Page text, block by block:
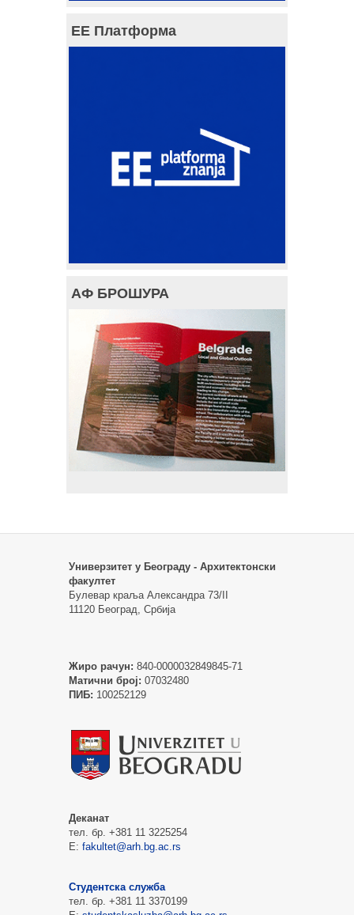
ЕЕ Платформа
АФ БРОШУРА
Универзитет у Београду - Архитектонски
факултет
Булевар краља Александра 73/II
11120 Београд, Србија
Жиро рачун: 840-0000032849845-71
Матични број: 07032480
ПИБ: 100252129
Деканат
тел. бр. +381 11 3225254
Е: fakultet@arh.bg.ac.rs
Студентска служба
тел. бр. +381 11 3370199